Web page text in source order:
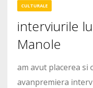
CULTURALE
interviurile
Manole
am avut placerea si
avanpremiera